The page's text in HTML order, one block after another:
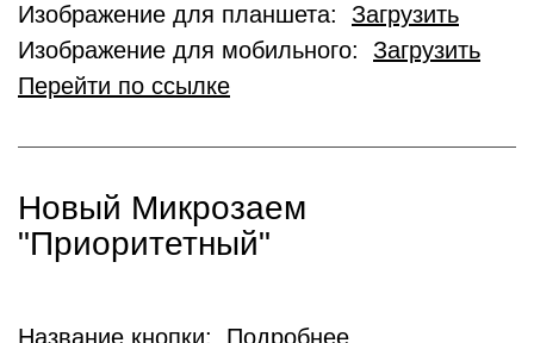
Изображение для планшета: Загрузить
Изображение для мобильного: Загрузить
Перейти по ссылке
Новый Микрозаем
"Приоритетный"
Название кнопки: Подробнее